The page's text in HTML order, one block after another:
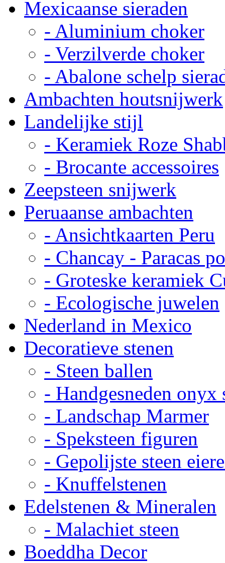
Mexicaanse sieraden
- Aluminium choker
- Verzilverde choker
- Abalone schelp
Ambachten houtsnijwerk
Landelijke stijl
- Keramiek Roze
- Brocante accessoires
Zeepsteen snijwerk
Peruaanse ambachten
- Ansichtkaarten Peru
- Chancay - Paracas
- Groteske keramiek
- Ecologische juwelen
Nederland in Mexico
Decoratieve stenen
- Steen ballen
- Handgesneden onyx
- Landschap Marmer
- Speksteen figuren
- Gepolijste steen
- Knuffelstenen
Edelstenen & Mineralen
- Malachiet steen
Boeddha Decor